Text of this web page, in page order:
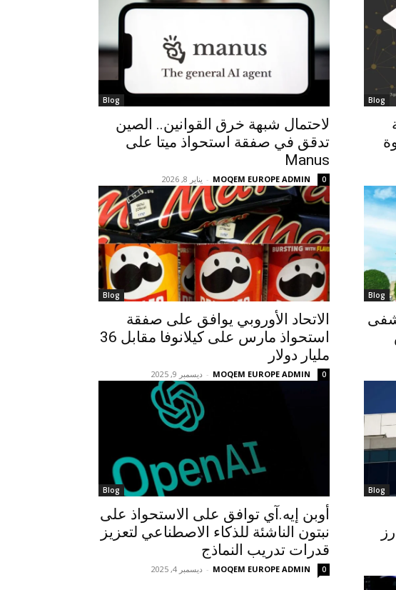
Blog
Blog
لاحتمال شبهة خرق القوانين.. الصين
تدقق في صفقة استحواذ ميتا على
Manus
MOQEM EUROPE ADMIN
- يناير 8, 2026 0
Blog
Blog
الاتحاد الأوروبي يوافق على صفقة
استحواذ مارس على كيلانوفا مقابل 36
مليار دولار
MOQEM EUROPE ADMIN
- ديسمبر 9, 2025 0
Blog
Blog
أوبن إيه.آي توافق على الاستحواذ على
نبتون الناشئة للذكاء الاصطناعي لتعزيز
قدرات تدريب النماذج
MOQEM EUROPE ADMIN
- ديسمبر 4, 2025 0